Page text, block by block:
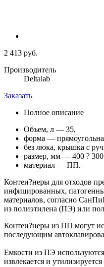
2 413 руб.
Производитель
Deltalab
Заказать
Полное описание
Объем, л — 35,
форма —
без люка, крышка с
размер, мм — 400 ? 300
материал — ПП.
Контеи?неры для отходов
инфицированных,
материалов, согласно
из полиэтилена (ПЭ) или
Контеи?неры из ПП могут
последующим
Емкости из ПЭ
извлекается и